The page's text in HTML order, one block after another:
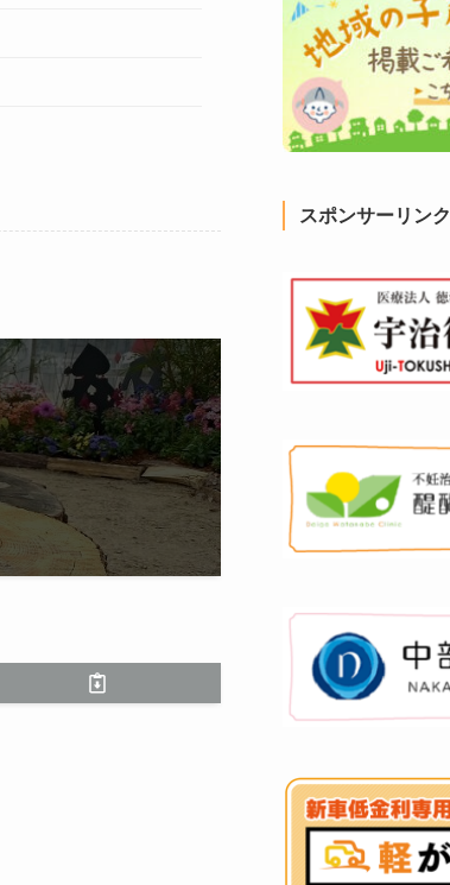
スポンサーリンク